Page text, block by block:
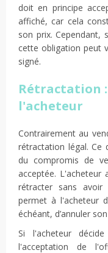
doit en principe
affiché, car cela
son prix. Cependant,
cette obligation peut
signé.
Rétractation
l'acheteur
Contrairement au
rétractation légal. Ce
du compromis de
acceptée.
rétracter sans
permet à l'acheteur
échéant, d’annuler
Si l'acheteur
l'acceptation de